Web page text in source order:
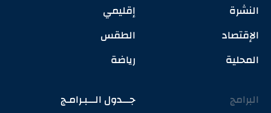
النشرة
الإقتصاد
المحلية
إقليمي
الطقس
رياضة
البرامج
جـــدول الـــبـرامـج